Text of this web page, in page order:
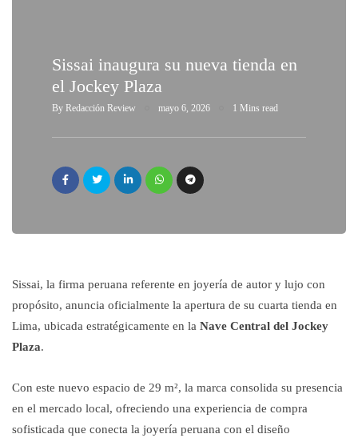
Sissai inaugura su nueva tienda en
el Jockey Plaza
By Redacción Review mayo 6, 2026 1 Mins read
Sissai, la firma peruana referente en joyería de autor y lujo con
propósito, anuncia oficialmente la apertura de su cuarta tienda en
Lima, ubicada estratégicamente en la Nave Central del Jockey
Plaza.
Con este nuevo espacio de 29 m², la marca consolida su presencia
en el mercado local, ofreciendo una experiencia de compra
sofisticada que conecta la joyería peruana con el diseño